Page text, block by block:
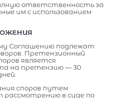
ответственность за
им с использованием
Соглашению подлежат
Претензионный
является
на претензию — 30
споров путем
рассмотрению в суде по